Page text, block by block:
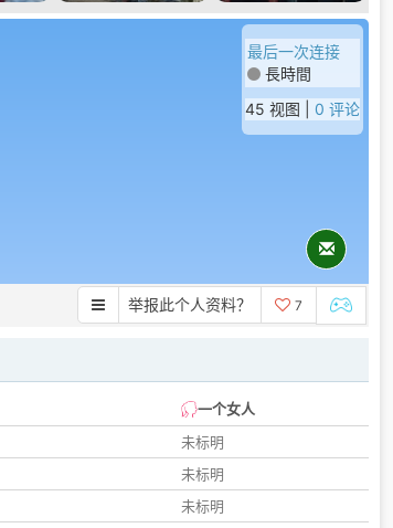
最后一次连接
長時間
45 视图 | 0 评论
举报此个人资料？ 7
一个女人
未标明
未标明
未标明